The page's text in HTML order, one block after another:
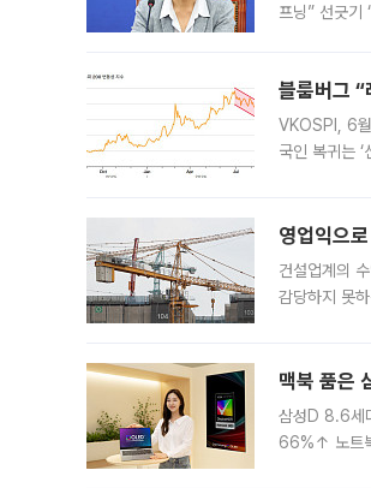
프닝” 선긋기
블룸버그 “
VKOSPI, 6월
국인 복귀는
영업익으
건설업계의
감당하지 못
맥북 품은
삼성D 8.6세
66%↑ 노트